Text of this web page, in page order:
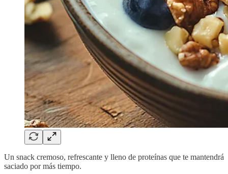
Un snack cremoso, refrescante y lleno de proteínas que te mantendrá
saciado por más tiempo.